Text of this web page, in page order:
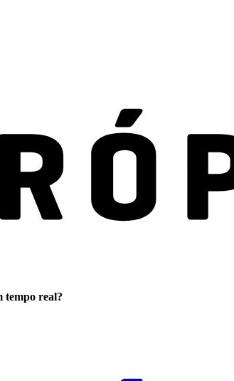
tempo real?